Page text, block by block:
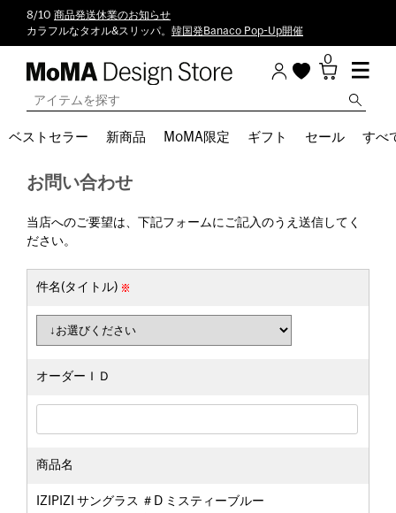
8/10 商品発送休業のお知らせ
カラフルなタオル&スリッパ。 韓国発Banaco Pop-Up開催
0
ベストセラー 新商品 MoMA限定 ギフト セール すべ
お問い合わせ
当店へのご要望は、下記フォームにご記入のうえ送信してく
ださい。
件名(タイトル)
オーダーＩＤ
商品名
IZIPIZI サングラス ＃D ミスティーブルー